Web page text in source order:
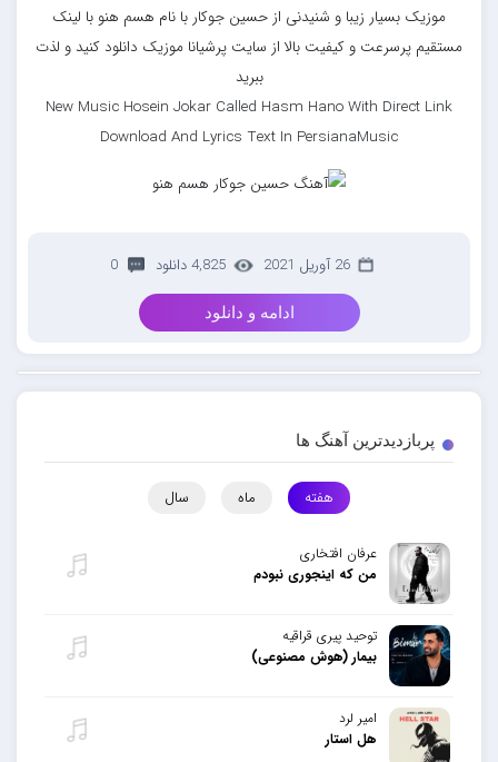
موزیک بسیار زیبا و شنیدنی از حسین جوکار با نام هسم هنو با لینک
مستقیم پرسرعت و کیفیت بالا از سایت پرشیانا موزیک دانلود کنید و لذت
ببرید
New Music Hosein Jokar Called Hasm Hano With Direct Link
Download And Lyrics Text In PersianaMusic
26 آوریل 2021 4,825 دانلود 0
ادامه و دانلود
پربازدیدترین آهنگ ها
هفته ماه سال
عرفان افتخاری
من که اینجوری نبودم
توحید پیری قراقیه
بیمار (هوش مصنوعی)
امیر لرد
هل استار